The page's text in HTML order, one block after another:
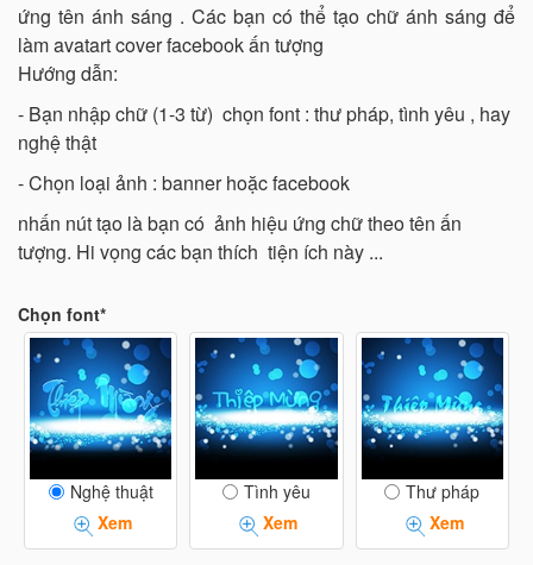
ứng tên ánh sáng . Các bạn có thể tạo chữ ánh sáng để
làm avatart cover facebook ấn tượng
Hướng dẫn:
- Bạn nhập chữ (1-3 từ) chọn font : thư pháp, tình yêu , hay
nghệ thật
- Chọn loại ảnh : banner hoặc facebook
nhấn nút tạo là bạn có ảnh hiệu ứng chữ theo tên ấn
tượng. Hi vọng các bạn thích tiện ích này ...
Chọn font*
Nghệ thuật
Xem
Tình yêu
Xem
Thư pháp
Xem